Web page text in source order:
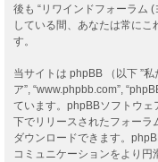
後も “リワインドフォーラム
している間、あなたは常にこ
す。
当サイトは phpBB （以下 ”私
ア”, “www.phpbb.com”,
ています。phpBBソフトウェ
下でリリースされたフォーラ
ダウンロードできます。
コミュニケーションをより